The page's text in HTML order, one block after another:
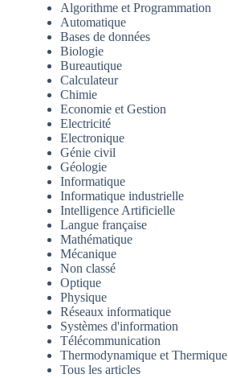
Algorithme et Programmation
Automatique
Bases de données
Biologie
Bureautique
Calculateur
Chimie
Economie et Gestion
Electricité
Electronique
Génie civil
Géologie
Informatique
Informatique industrielle
Intelligence Artificielle
Langue française
Mathématique
Mécanique
Non classé
Optique
Physique
Réseaux informatique
Systèmes d'information
Télécommunication
Thermodynamique et Thermique
Tous les articles